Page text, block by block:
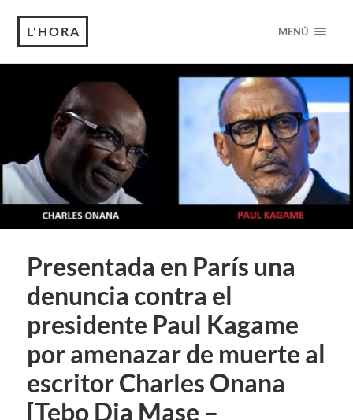
L'HORA MENÚ
Presentada en París una
denuncia contra el
presidente Paul Kagame
por amenazar de muerte al
escritor Charles Onana
[Tebo Dia Mase –